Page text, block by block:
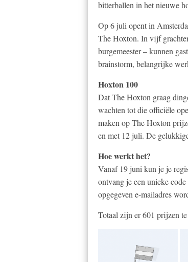
bitterballen in het nieuwe
Op 6 juli opent in
The Hoxton. In vijf
burgemeester – kunnen
brainstorm, belangrijke
Hoxton 100
Dat The Hoxton graag
wachten tot die officiële
maken op The Hoxton
en met 12 juli. De
Hoe werkt het?
Vanaf 19 juni kun je je
ontvang je een unieke
opgegeven e-mailadres
Totaal zijn er 601 prijzen